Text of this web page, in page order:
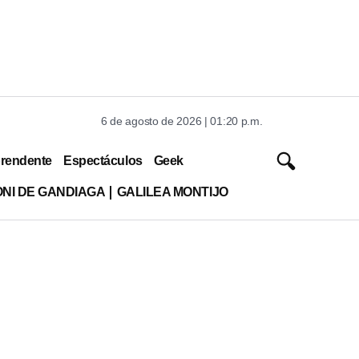
6 de agosto de 2026 | 01:20 p.m.
Espectáculos Geek
DE GANDIAGA GALILEA MONTIJO